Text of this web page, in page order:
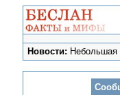
Новости: Небольшая